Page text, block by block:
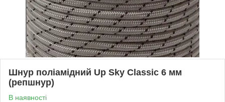
Шнур поліамідний Up Sky Classic 6 мм
(репшнур)
В наявності